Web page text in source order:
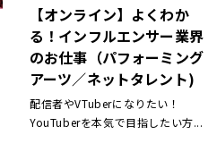
【オンライン】よくわか
る！インフルエンサー業界
のお仕事（パフォーミング
アーツ／ネットタレント)
配信者やVTuberになりたい！
YouTuberを本気で目指したい方...